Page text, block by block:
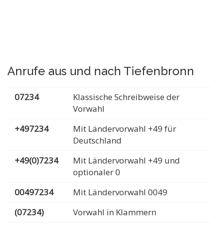
Anrufe aus und nach Tiefenbronn
07234
Klassische Schreibweise der
Vorwahl
+497234
Mit Ländervorwahl +49 für
Deutschland
+49(0)7234
Mit Ländervorwahl +49 und
optionaler 0
00497234
Mit Ländervorwahl 0049
(07234)
Vorwahl in Klammern